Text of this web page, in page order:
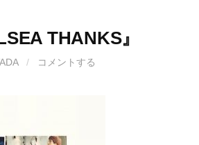
THANKS』
/ コメントする